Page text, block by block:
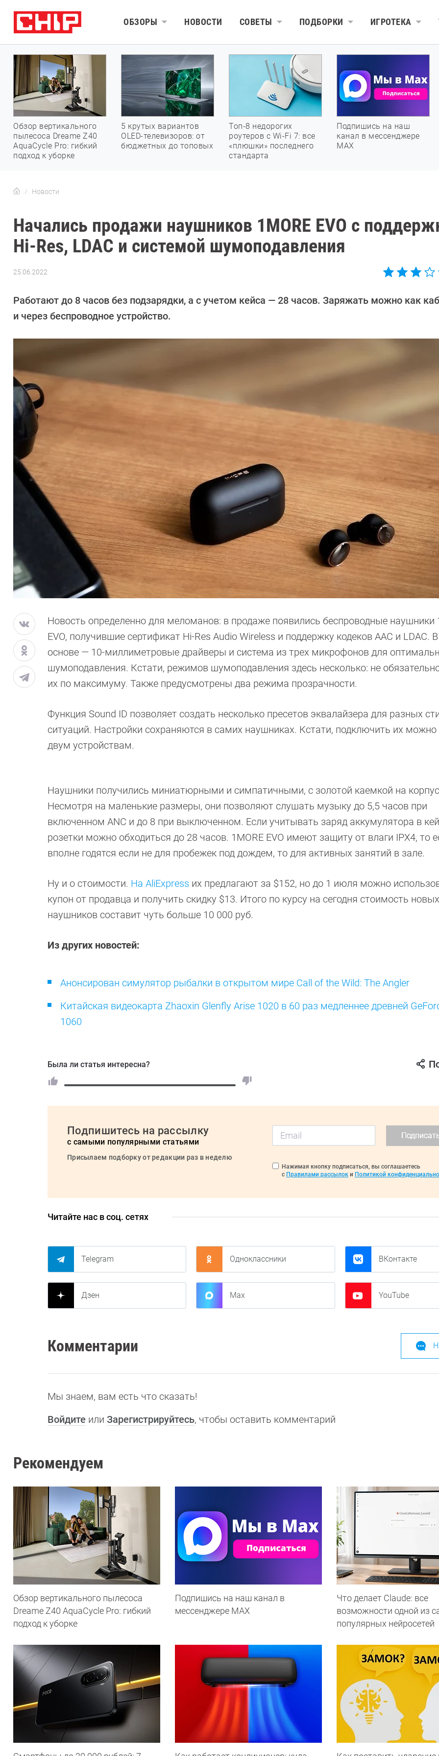
ОБЗОРЫ НОВОСТИ СОВЕТЫ ПОДБОРКИ ИГРОТЕКА
Обзор вертикального
пылесоса Dreame Z40
AquaCycle Pro: гибкий
подход к уборке
5 крутых вариантов
OLED-телевизоров: от
бюджетных до топовых
Топ-8 недорогих
роутеров с Wi-Fi 7: все
«плюшки» последнего
стандарта
Подпишись на наш
канал в мессенджере
МАХ
Новости
Начались продажи наушников 1MORE EVO с
Hi-Res, LDAC и системой шумоподавления
25.06.2022
Работают до 8 часов без подзарядки, а с учетом кейса — 28 часов. Заряжать можно как
и через беспроводное устройство.
Новость определенно для меломанов: в продаже появились беспроводные наушники
EVO, получившие сертификат Hi-Res Audio Wireless и поддержку кодеков AAC и LDAC.
основе — 10-миллиметровые драйверы и система из трех микрофонов для
шумоподавления. Кстати, режимов шумоподавления здесь несколько: не
их по максимуму. Также предусмотрены два режима прозрачности.
Функция Sound ID позволяет создать несколько пресетов эквалайзера для разных
ситуаций. Настройки сохраняются в самих наушниках. Кстати, подключить их можно
двум устройствам.
Наушники получились миниатюрными и симпатичными, с золотой каемкой на
Несмотря на маленькие размеры, они позволяют слушать музыку до 5,5 часов при
включенном ANC и до 8 при выключенном. Если учитывать заряд аккумулятора в
розетки можно обходиться до 28 часов. 1MORE EVO имеют защиту от влаги IPX4, то
вполне годятся если не для пробежек под дождем, то для активных занятий в зале.
Ну и о стоимости. На AliExpress их предлагают за $152, но до 1 июля можно
купон от продавца и получить скидку $13. Итого по курсу на сегодня стоимость новых
наушников составит чуть больше 10 000 руб.
Из других новостей:
Анонсирован симулятор рыбалки в открытом мире Call of the Wild: The Angler
Китайская видеокарта Zhaoxin Glenfly Arise 1020 в 60 раз медленнее древней
1060
Была ли статья интересна?
Подпишитесь на рассылку
с самыми популярными статьями
Присылаем подборку от редакции раз в неделю
Нажимая кнопку подписаться, вы соглашаетесь
с Правилами рассылок и Политикой
Читайте нас в соц. сетях
Telegram Одноклассники ВКонтакте
Дзен Max YouTube
Комментарии
Мы знаем, вам есть что сказать!
Войдите или Зарегистрируйтесь, чтобы оставить комментарий
Рекомендуем
Обзор вертикального пылесоса
Dreame Z40 AquaCycle Pro: гибкий
подход к уборке
Подпишись на наш канал в
мессенджере МАХ
Что делает Сlaude: все
возможности одной из
популярных нейросетей